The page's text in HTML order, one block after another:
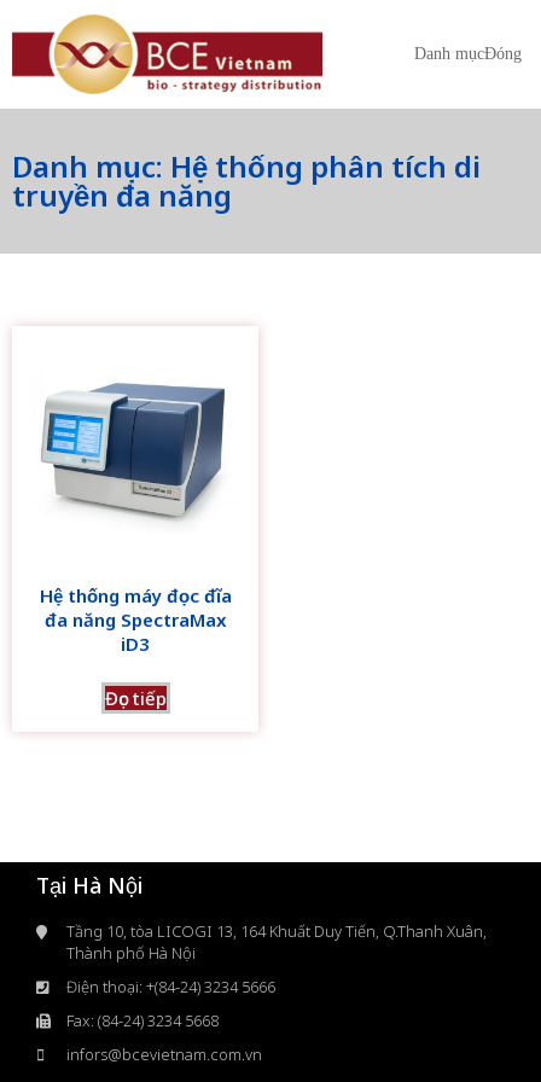
Danh mụcĐóng
Danh mục: Hệ thống phân tích di
truyền đa năng
Hệ thống máy đọc đĩa
đa năng SpectraMax
iD3
Đọc tiếp
Tại Hà Nội
Tầng 10, tòa LICOGI 13, 164 Khuất Duy Tiến, Q.Thanh Xuân,
Thành phố Hà Nội
Điện thoại: +(84-24) 3234 5666
Fax: (84-24) 3234 5668
infors@bcevietnam.com.vn